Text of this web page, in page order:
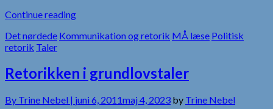
Continue reading
Det nørdede Kommunikation og retorik MÅ læse Politisk
retorik Taler
Retorikken i grundlovstaler
By Trine Nebel | juni 6, 2011maj 4, 2023 by Trine Nebel